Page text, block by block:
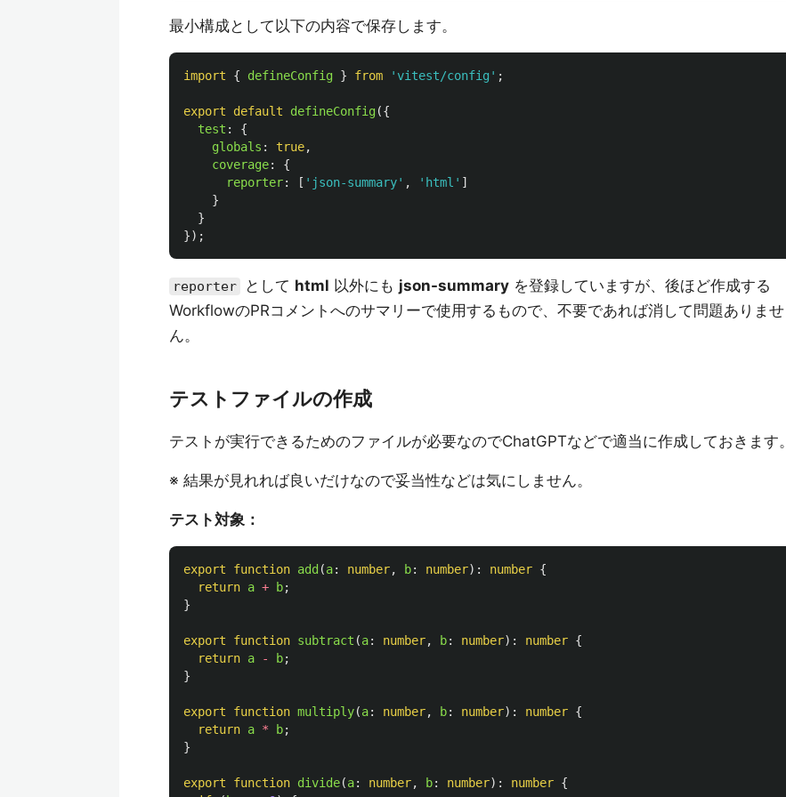
最小構成として以下の内容で保存します。
import { defineConfig } from ' vitest/config ' ;
export default defineConfig({
test :
{
globals : true,
coverage:
{
reporter: [ ' json-summary' , ' html ' ]
}
}
});
reporter として html 以外にも json-summary を登録していますが、後ほど作成する
WorkflowのPRコメントへのサマリーで使用するもので、不要であれば消して問題ありませ
ん。
テストファイルの作成
テストが実行できるためのファイルが必要なのでChatGPTなどで適当に作成しておきます。
※ 結果が見れれば良いだけなので妥当性などは気にしません。
テスト対象：
export function add (a: number, b: number): number {
return a + b;
}
export function subtract (a: number, b: number): number {
return a - b;
}
export function multiply(a: number, b: number): number {
return a * b;
}
export function divide(a: number, b: number): number {